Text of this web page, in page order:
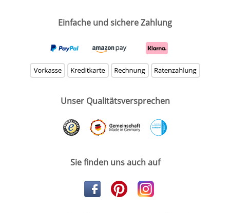
Einfache und sichere Zahlung
Unser Qualitätsversprechen
Sie finden uns auch auf